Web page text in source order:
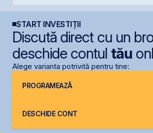
START INVESTIȚII
Discută direct cu un
deschide contul tău
Alege varianta potrivită pentru tine:
PROGRAMEAZĂ
DESCHIDE CONT